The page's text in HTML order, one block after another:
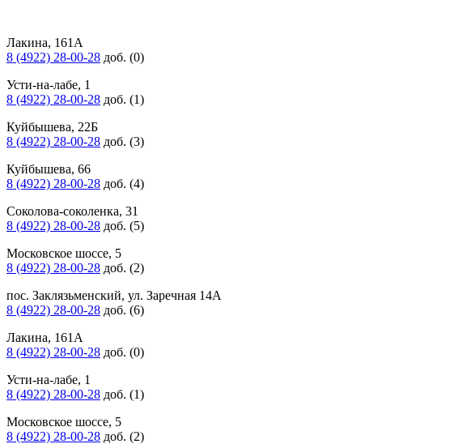
Лакина, 161А
8 (4922) 28-00-28 доб. (0)
Усти-на-лабе, 1
8 (4922) 28-00-28 доб. (1)
Куйбышева, 22Б
8 (4922) 28-00-28 доб. (3)
Куйбышева, 66
8 (4922) 28-00-28 доб. (4)
Соколова-соколенка, 31
8 (4922) 28-00-28 доб. (5)
Московское шоссе, 5
8 (4922) 28-00-28 доб. (2)
пос. Заклязьменский, ул. Заречная 14А
8 (4922) 28-00-28 доб. (6)
Лакина, 161А
8 (4922) 28-00-28 доб. (0)
Усти-на-лабе, 1
8 (4922) 28-00-28 доб. (1)
Московское шоссе, 5
8 (4922) 28-00-28 доб. (2)